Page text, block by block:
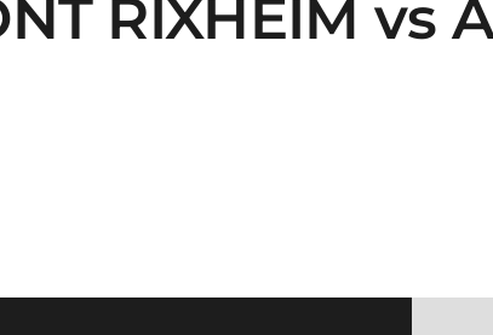
RIXHEIM vs